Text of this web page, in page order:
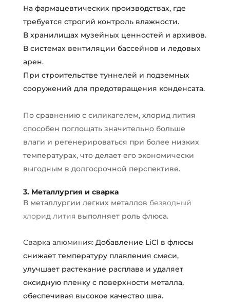
На фармацевтических производствах, где
требуется строгий контроль влажности.
В хранилищах музейных ценностей и архивов.
В системах вентиляции бассейнов и ледовых
арен.
При строительстве туннелей и подземных
сооружений для предотвращения конденсата.
По сравнению с силикагелем, хлорид лития
способен поглощать значительно больше
влаги и регенерироваться при более низких
температурах, что делает его экономически
выгодным в долгосрочной перспективе.
3. Металлургия и сварка
В металлургии легких металлов безводный
хлорид лития выполняет роль флюса.
Сварка алюминия: Добавление LiCl в флюсы
снижает температуру плавления смеси,
улучшает растекание расплава и удаляет
оксидную пленку с поверхности металла,
обеспечивая высокое качество шва.